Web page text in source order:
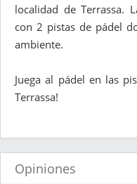
localidad de Terrassa.
con 2 pistas de pádel
ambiente.
Juega al pádel en las
Terrassa!
Opiniones